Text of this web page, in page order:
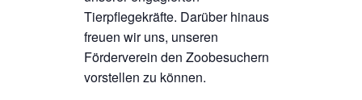
Tierpflegekräfte. Darüber hinaus
freuen wir uns, unseren
Förderverein den Zoobesuchern
vorstellen zu können.